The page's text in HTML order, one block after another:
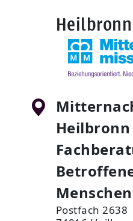
Heilbronn
Heilbronn
Postfach 2638